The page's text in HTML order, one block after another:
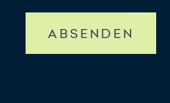
ABSENDEN